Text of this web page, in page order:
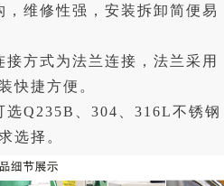
维修性强，安装拆卸简便易
方式为法兰连接，法兰采用
快捷方便。
选Q235B、304、316L不锈钢
选择。